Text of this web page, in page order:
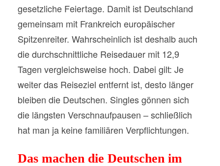
gesetzliche Feiertage. Damit ist Deutschland
gemeinsam mit Frankreich europäischer
Spitzenreiter. Wahrscheinlich ist deshalb auch
die durchschnittliche Reisedauer mit 12,9
Tagen vergleichsweise hoch. Dabei gilt: Je
weiter das Reiseziel entfernt ist, desto länger
bleiben die Deutschen. Singles gönnen sich
die längsten Verschnaufpausen – schließlich
hat man ja keine familiären Verpflichtungen.
Das machen die Deutschen im